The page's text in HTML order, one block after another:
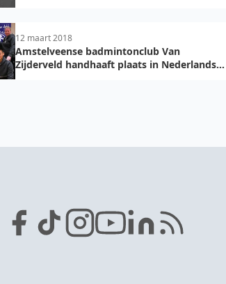
12 maart 2018
Amstelveense badmintonclub Van
Zijderveld handhaaft plaats in Nederlandse